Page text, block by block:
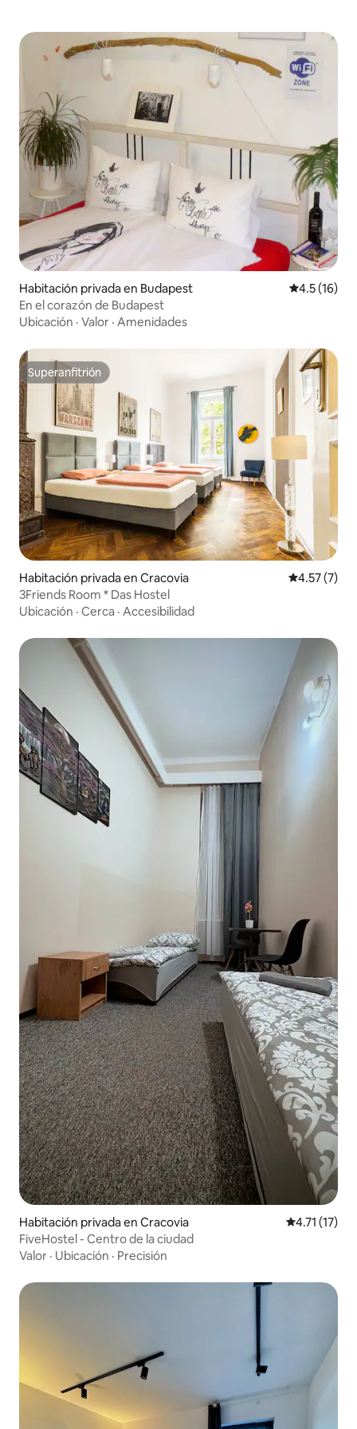
Habitación privada en Budapest Calificación
4.5 (16)
En el corazón de Budapest
Ubicación · Valor · Amenidades
Superanfitrión
Superanfitrión
Habitación privada en Cracovia Calificación
4.57 (7)
3Friends Room * Das Hostel
Ubicación · Cerca · Accesibilidad
Habitación privada en Cracovia Calificación
4.71 (17)
FiveHostel - Centro de la ciudad
Valor · Ubicación · Precisión